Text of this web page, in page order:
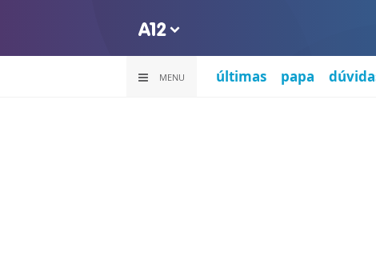
MENU últimas papa